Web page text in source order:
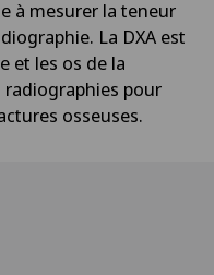
du rachis
à mesurer la teneur
La DXA est
et les os de la
pour
osseuses.